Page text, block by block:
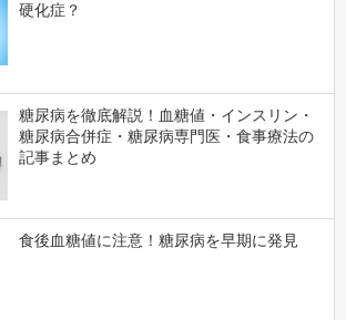
硬化症？
糖尿病を徹底解説！血糖値・インスリン・
糖尿病合併症・糖尿病専門医・食事療法の
記事まとめ
食後血糖値に注意！糖尿病を早期に発見